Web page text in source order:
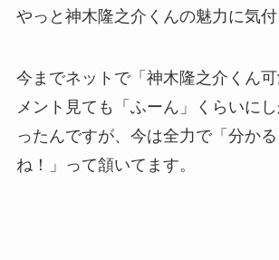
やっと神木隆之介くんの魅力に気付
今までネットで「神木隆之介くん
メント見ても「ふーん」くらいに
ったんですが、今は全力で「分か
ね！」って頷いてます。